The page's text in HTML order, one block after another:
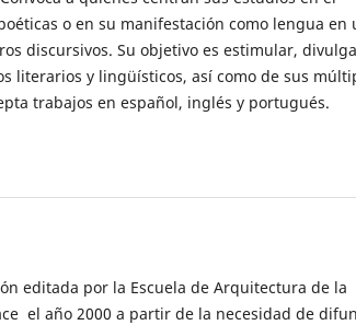
o en su manifestación como lengua en
discursivos. Su objetivo es estimular,
literarios y lingüísticos, así como de sus
trabajos en español, inglés y portugués.
editada por la Escuela de Arquitectura de la
el año 2000 a partir de la necesidad de